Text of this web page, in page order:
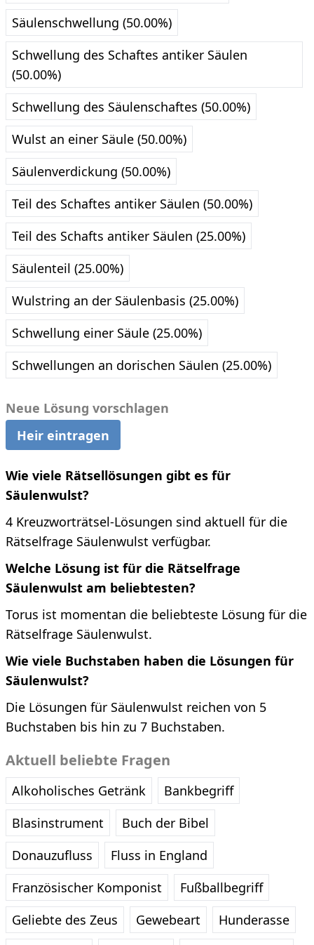
Säulenschwellung (50.00%)
Schwellung des Schaftes antiker Säulen
(50.00%)
Schwellung des Säulenschaftes (50.00%)
Wulst an einer Säule (50.00%)
Säulenverdickung (50.00%)
Teil des Schaftes antiker Säulen (50.00%)
Teil des Schafts antiker Säulen (25.00%)
Säulenteil (25.00%)
Wulstring an der Säulenbasis (25.00%)
Schwellung einer Säule (25.00%)
Schwellungen an dorischen Säulen (25.00%)
Neue Lösung vorschlagen
Heir eintragen
Wie viele Rätsellösungen gibt es für
Säulenwulst?
4 Kreuzworträtsel-Lösungen sind aktuell für die
Rätselfrage Säulenwulst verfügbar.
Welche Lösung ist für die Rätselfrage
Säulenwulst am beliebtesten?
Torus ist momentan die beliebteste Lösung für die
Rätselfrage Säulenwulst.
Wie viele Buchstaben haben die Lösungen für
Säulenwulst?
Die Lösungen für Säulenwulst reichen von 5
Buchstaben bis hin zu 7 Buchstaben.
Aktuell beliebte Fragen
Alkoholisches Getränk
Bankbegriff
Blasinstrument
Buch der Bibel
Donauzufluss
Fluss in England
Französischer Komponist
Fußballbegriff
Geliebte des Zeus
Gewebeart
Hunderasse